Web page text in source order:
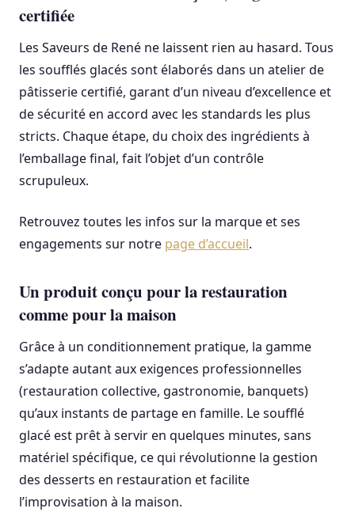
certifiée
Les Saveurs de René ne laissent rien au hasard. Tous
les soufflés glacés sont élaborés dans un atelier de
pâtisserie certifié, garant d’un niveau d’excellence et
de sécurité en accord avec les standards les plus
stricts. Chaque étape, du choix des ingrédients à
l’emballage final, fait l’objet d’un contrôle
scrupuleux.
Retrouvez toutes les infos sur la marque et ses
engagements sur notre page d’accueil.
Un produit conçu pour la restauration
comme pour la maison
Grâce à un conditionnement pratique, la gamme
s’adapte autant aux exigences professionnelles
(restauration collective, gastronomie, banquets)
qu’aux instants de partage en famille. Le soufflé
glacé est prêt à servir en quelques minutes, sans
matériel spécifique, ce qui révolutionne la gestion
des desserts en restauration et facilite
l’improvisation à la maison.